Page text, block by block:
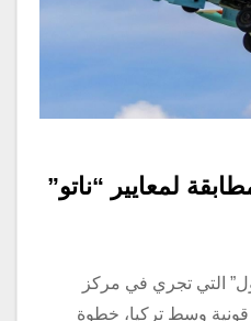
لمعايير “ناتو”
التي تجري في مركز
قونية وسط تركيا، خطوة